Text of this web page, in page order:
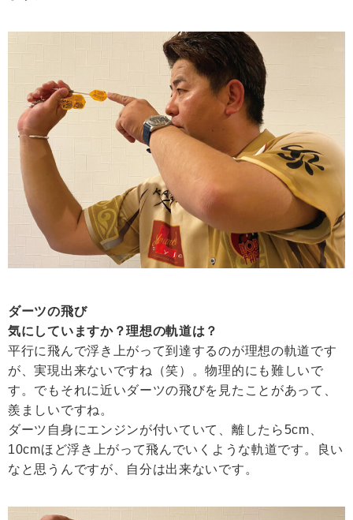
ダーツの飛び
気にしていますか？理想の軌道は？
平行に飛んで浮き上がって到達するのが理想の軌道です
が、実現出来ないですね（笑）。物理的にも難しいで
す。でもそれに近いダーツの飛びを見たことがあって、
羨ましいですね。
ダーツ自身にエンジンが付いていて、離したら5cm、
10cmほど浮き上がって飛んでいくような軌道です。良い
なと思うんですが、自分は出来ないです。